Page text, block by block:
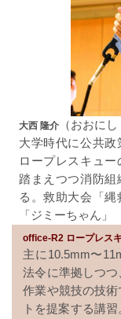
大西 隆介 （おおに
大学時代に公共政
ロープレスキュ
踏まえつつ消防
る。救助大会「
「ジミーちゃん」
office-R2 ロープレス
主に10.5mm〜
法令に準拠しつ
作業や競技の技
トを提案する講